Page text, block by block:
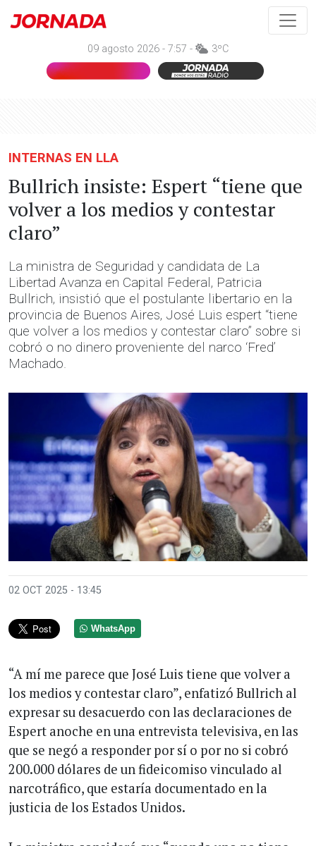
09 agosto 2026 - 7:57 - 3ºC
INTERNAS EN LLA
Bullrich insiste: Espert “tiene que
volver a los medios y contestar
claro”
La ministra de Seguridad y candidata de La
Libertad Avanza en Capital Federal, Patricia
Bullrich, insistió que el postulante libertario en la
provincia de Buenos Aires, José Luis espert “tiene
que volver a los medios y contestar claro” sobre si
cobró o no dinero proveniente del narco ‘Fred’
Machado.
02 OCT 2025 - 13:45
WhatsApp
“A mí me parece que José Luis tiene que volver a
los medios y contestar claro”, enfatizó Bullrich al
expresar su desacuerdo con las declaraciones de
Espert anoche en una entrevista televisiva, en las
que se negó a responder por sí o por no si cobró
200.000 dólares de un fideicomiso vinculado al
narcotráfico, que estaría documentado en la
justicia de los Estados Unidos.